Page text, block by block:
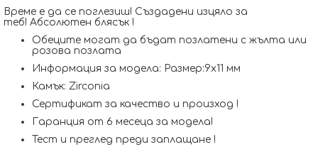
Време е да се поглезиш! Създадени изцяло за
теб! Абсолютен блясък !
Обеците могат да бъдат позлатени с жълта или
розова позлата
Информация за модела: Размер:9x11 мм
Камък: Zirconia
Сертификат за качество и произход !
Гаранция от 6 месеца за модела!
Тест и преглед преди заплащане !